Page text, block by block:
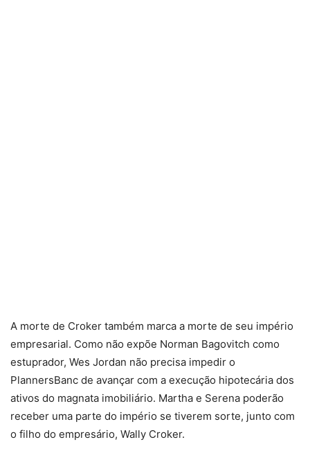
A morte de Croker também marca a morte de seu império
empresarial. Como não expõe Norman Bagovitch como
estuprador, Wes Jordan não precisa impedir o
PlannersBanc de avançar com a execução hipotecária dos
ativos do magnata imobiliário. Martha e Serena poderão
receber uma parte do império se tiverem sorte, junto com
o filho do empresário, Wally Croker.